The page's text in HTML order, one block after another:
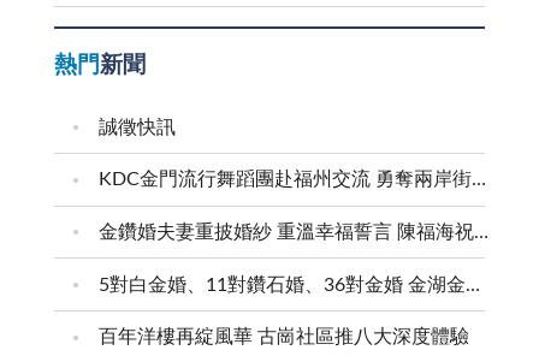
熱門新聞
誠徵快訊
KDC金門流行舞蹈團赴福州交流 勇奪兩岸街舞賽三等獎
金鑽婚夫妻重披婚紗 重溫幸福誓言 陳福海祝福牽手半世紀 情深相守成典範
5對白金婚、11對鑽石婚、36對金婚 金湖金沙夫妻共享榮耀時刻 陳福海表揚金鑽婚夫妻 向半世紀相守家庭典範致敬
百年洋樓再綻風華 古崗社區推八大深度體驗